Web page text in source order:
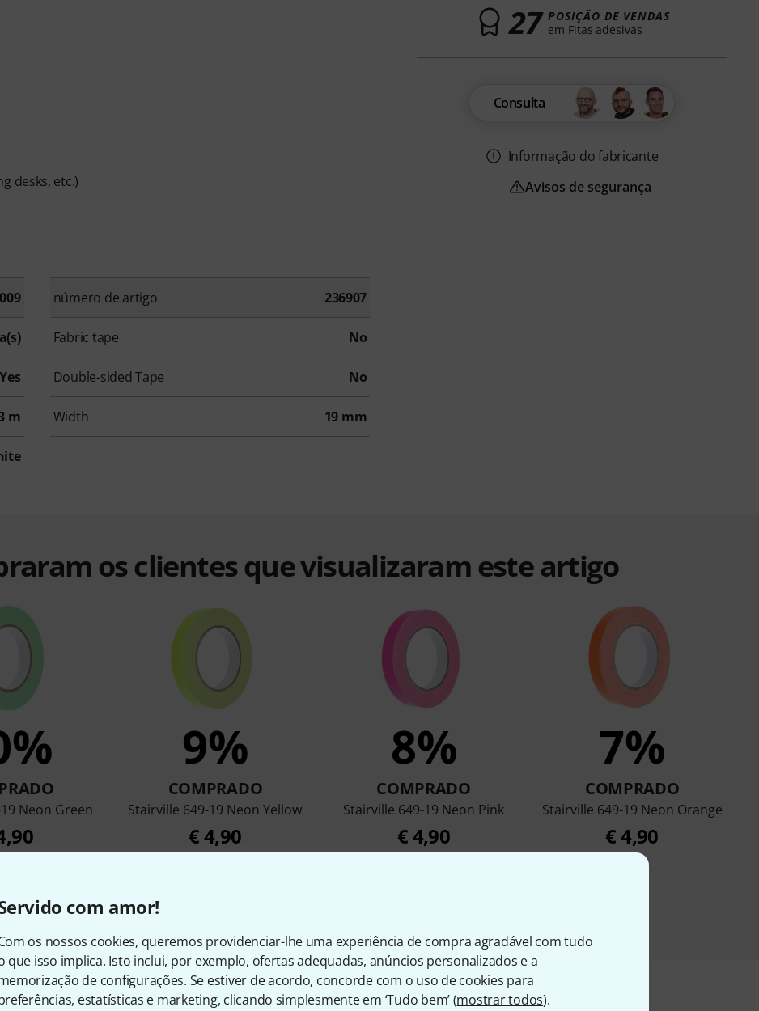
com amor!
os nossos cookies, queremos providenciar-lhe uma experiência de compra agradável com tudo
que isso implica. Isto inclui, por exemplo, ofertas adequadas, anúncios personalizados e a
de configurações. Se estiver de acordo, concorde com o uso de cookies para
estatísticas e marketing, clicando simplesmente em ‘Tudo bem’ (mostrar todos).
desks, etc.)
número de artigo 236907
Fabric tape No
Yes Double-sided Tape No
m Width 19 mm
27 POSIÇÃO DE VENDAS
em Fitas adesivas
Consulta
Informação do fabricante
Avisos de segurança
os clientes que visualizaram este artigo
Neon Green
9%
COMPRADO
Stairville 649-19 Neon Yellow
€ 4,90
8%
COMPRADO
Stairville 649-19 Neon Pink
€ 4,90
7%
COMPRADO
Stairville 649-19 Neon Orange
€ 4,90